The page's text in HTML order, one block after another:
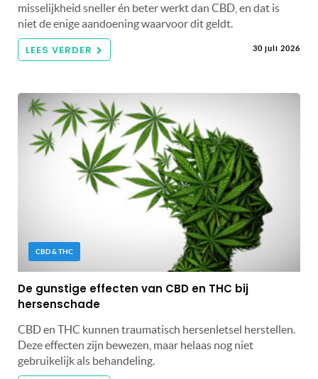
misselijkheid sneller én beter werkt dan CBD, en dat is
niet de enige aandoening waarvoor dit geldt.
LEES VERDER 30 juli 2026
CBD & THC
De gunstige effecten van CBD en THC bij
hersenschade
CBD en THC kunnen traumatisch hersenletsel herstellen.
Deze effecten zijn bewezen, maar helaas nog niet
gebruikelijk als behandeling.